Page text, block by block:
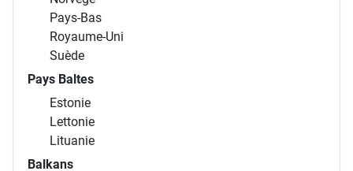
Pays-Bas
Royaume-Uni
Suède
Pays Baltes
Estonie
Lettonie
Lituanie
Balkans